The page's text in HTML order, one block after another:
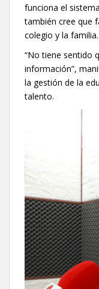
funciona el
también cree que
colegio y la familia.
“No tiene sentido
información”,
la gestión de la
talento.